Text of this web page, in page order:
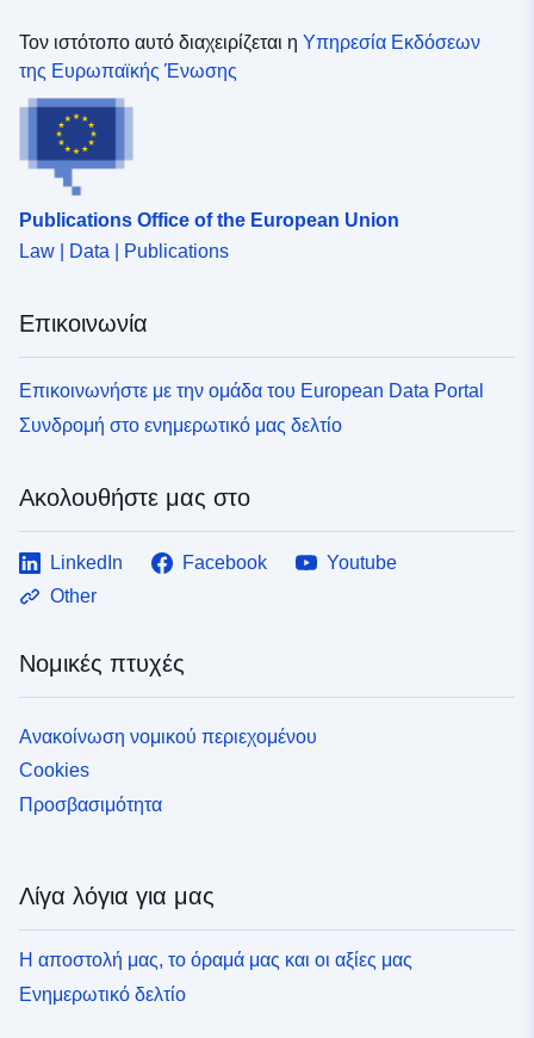
Αναγνωριστικά:
http://catalogue.geo-
uriRef:
Τύπος:
Πόρος:
http://inspire.ec.europa.eu/
codelist/ResourceType/services
Τον ιστότοπο αυτό διαχειρίζεται η Υπηρεσία Εκδόσεων
της Ευρωπαϊκής Ένωσης
Publications Office of the European Union
Law | Data | Publications
Επικοινωνία
Επικοινωνήστε με την ομάδα του European Data Portal
Συνδρομή στο ενημερωτικό μας δελτίο
Ακολουθήστε μας στο
LinkedIn Facebook
Youtube
Other
Νομικές πτυχές
Ανακοίνωση νομικού περιεχομένου
Cookies
Προσβασιμότητα
Λίγα λόγια για μας
Η αποστολή μας, το όραμά μας και οι αξίες μας
Ενημερωτικό δελτίο